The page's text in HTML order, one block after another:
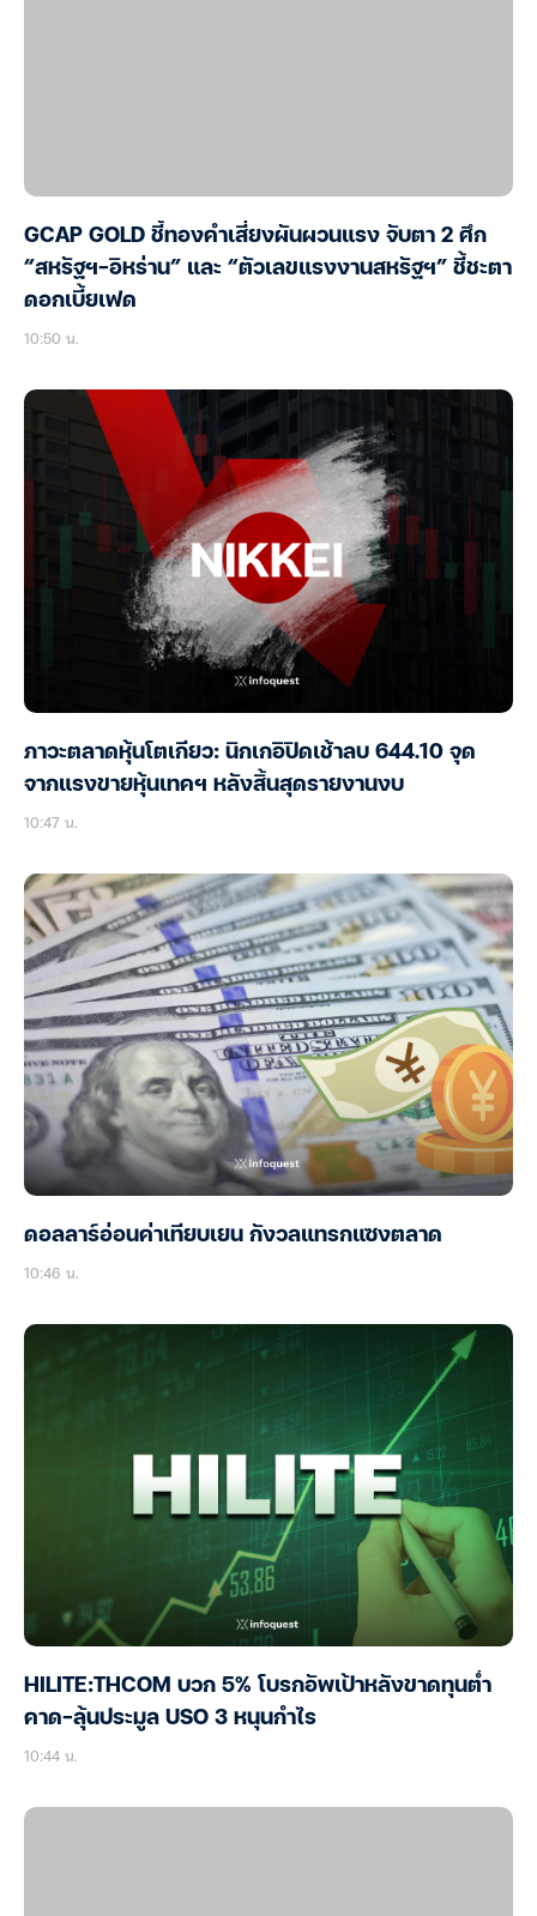
GCAP GOLD ชี้ทองคำเสี่ยงผันผวนแรง จับตา 2 ศึก
“สหรัฐฯ-อิหร่าน” และ “ตัวเลขแรงงานสหรัฐฯ” ชี้ชะตา
ดอกเบี้ยเฟด
10:50 น.
ภาวะตลาดหุ้นโตเกียว: นิกเกอิปิดเช้าลบ 644.10 จุด
จากแรงขายหุ้นเทคฯ หลังสิ้นสุดรายงานงบ
10:47 น.
ดอลลาร์อ่อนค่าเทียบเยน กังวลแทรกแซงตลาด
10:46 น.
HILITE:THCOM บวก 5% โบรกอัพเป้าหลังขาดทุนต่ำ
คาด-ลุ้นประมูล USO 3 หนุนกำไร
10:44 น.